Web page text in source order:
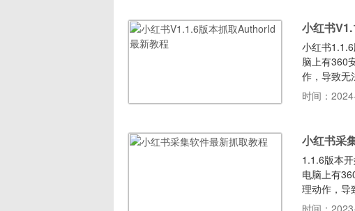
小红书
小红书
脑上有360
作，导致无
搜索小红书
序，正常
时间：
小红书采
1.1.6版本
电脑上有
理动作，导
程第一步需
时间：